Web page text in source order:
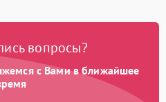
вопросы?
с Вами в ближайшее